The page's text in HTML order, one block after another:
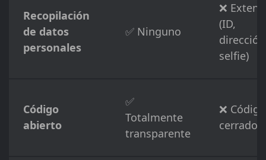
Recopilación
de datos
personales
✅ Ninguno
❌
(ID,
selfie)
Código
abierto
✅
Totalmente
transparente
❌ Código
cerrado